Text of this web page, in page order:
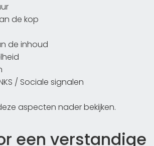
de kop
de inhoud
/ Sociale signalen
aspecten nader bekijken.
een verstandige